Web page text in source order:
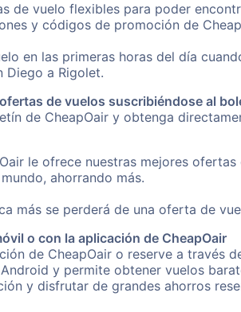
de vuelo flexibles para poder
y códigos de promoción de
en las primeras horas del día
Diego a Rigolet.
de vuelos suscribiéndose al
de CheapOair y obtenga
le ofrece nuestras mejores
ahorrando más.
más se perderá de una oferta de
o con la aplicación de CheapOair
de CheapOair o reserve a través
y permite obtener vuelos
y disfrutar de grandes ahorros